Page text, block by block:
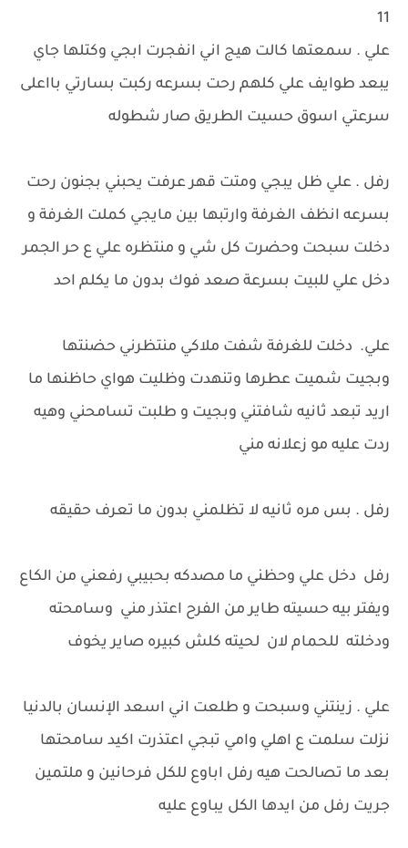
11
علي . سمعتها كالت هيج اني انفجرت ابجي وكتلها جاي
يبعد طوايف علي كلهم رحت بسرعه ركبت بسارتي بااعلى
سرعتي اسوق حسيت الطريق صار شطوله
رفل . علي ظل يبجي ومتت قهر عرفت يحبني بجنون رحت
بسرعه انظف الغرفة وارتبها بين مايجي كملت الغرفة و
دخلت سبحت وحضرت كل شي و منتظره علي ع حر الجمر
دخل علي للبيت بسرعة صعد فوك بدون ما يكلم احد
علي. دخلت للغرفة شفت ملاكي منتظرني حضنتها
وبجيت شميت عطرها وتنهدت وظليت هواي حاظنها ما
اريد تبعد ثانيه شافتني وبجيت و طلبت تسامحني وهيه
ردت عليه مو زعلانه مني
رفل . بس مره ثانيه لا تظلمني بدون ما تعرف حقيقه
رفل دخل علي وحظني ما مصدكه بحبيبي رفعني من الكاع
ويفتر بيه حسيته طاير من الفرح اعتذر مني وسامحته
ودخلته للحمام لان لحيته كلش كبيره صاير يخوف
علي . زينتني وسبحت و طلعت اني اسعد الإنسان بالدنيا
نزلت سلمت ع اهلي وامي تبجي اعتذرت اكيد سامحتها
بعد ما تصالحت هيه رفل اباوع للكل فرحانين و ملتمين
جريت رفل من ايدها الكل يباوع عليه